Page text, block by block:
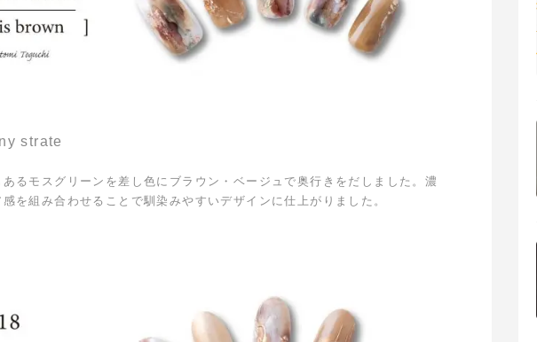
strate
あるモスグリーンを差し色にブラウン・ベージュで奥行きをだしました。濃
を組み合わせることで馴染みやすいデザインに仕上がりました。